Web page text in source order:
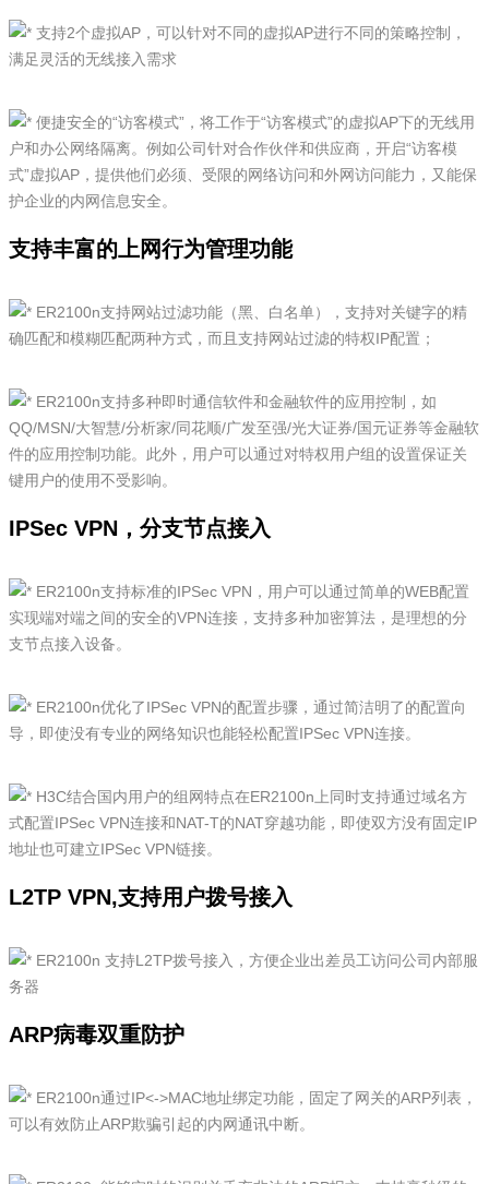
支持2个虚拟AP，可以针对不同的虚拟AP进行不同的策略控制，
满足灵活的无线接入需求
便捷安全的“访客模式”，将工作于“访客模式”的虚拟AP下的无线用
户和办公网络隔离。例如公司针对合作伙伴和供应商，开启“访客模
式”虚拟AP，提供他们必须、受限的网络访问和外网访问能力，又能保
护企业的内网信息安全。
支持丰富的上网行为管理功能
ER2100n支持网站过滤功能（黑、白名单），支持对关键字的精
确匹配和模糊匹配两种方式，而且支持网站过滤的特权IP配置；
ER2100n支持多种即时通信软件和金融软件的应用控制，如
QQ/MSN/大智慧/分析家/同花顺/广发至强/光大证券/国元证券等金融软
件的应用控制功能。此外，用户可以通过对特权用户组的设置保证关
键用户的使用不受影响。
IPSec VPN，分支节点接入
ER2100n支持标准的IPSec VPN，用户可以通过简单的WEB配置
实现端对端之间的安全的VPN连接，支持多种加密算法，是理想的分
支节点接入设备。
ER2100n优化了IPSec VPN的配置步骤，通过简洁明了的配置向
导，即使没有专业的网络知识也能轻松配置IPSec VPN连接。
H3C结合国内用户的组网特点在ER2100n上同时支持通过域名方
式配置IPSec VPN连接和NAT-T的NAT穿越功能，即使双方没有固定IP
地址也可建立IPSec VPN链接。
L2TP VPN,支持用户拨号接入
ER2100n 支持L2TP拨号接入，方便企业出差员工访问公司内部服
务器
ARP病毒双重防护
ER2100n通过IP<->MAC地址绑定功能，固定了网关的ARP列表，
可以有效防止ARP欺骗引起的内网通讯中断。